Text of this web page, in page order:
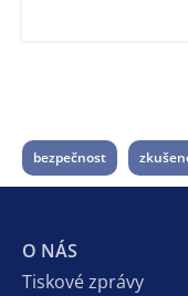
bezpečnost
O NÁS
Tiskové zprávy